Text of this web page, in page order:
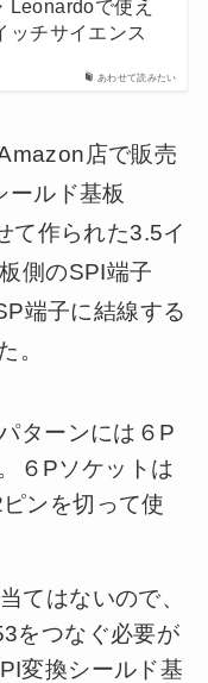
あわせて読みたい
Leonardoで使え
ッチサイエンス
店で販売
ールド基板
て作られた3.5イ
側のSPI端子
端子に結線する
。
ターンには６P
６Pソケットは
ンを切って使
てはないので、
をつなぐ必要が
変換シールド基